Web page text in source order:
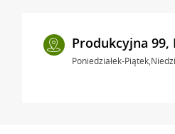
Produkcyjna 99,
Poniedziałek-